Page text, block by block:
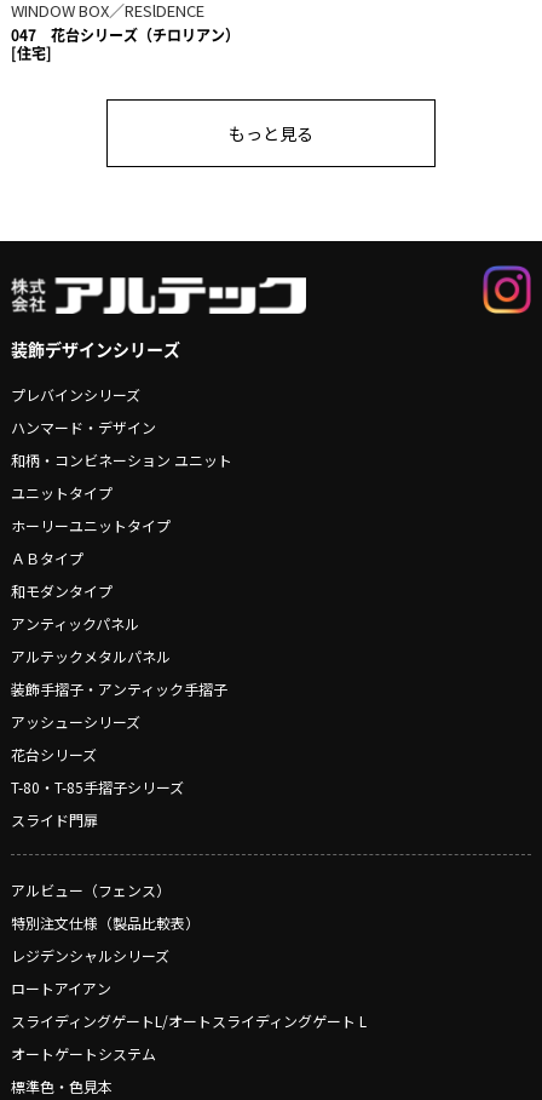
WINDOW BOX／RESlDENCE
047
花台シリーズ（チロリアン）
[住宅]
もっと見る
装飾デザインシリーズ
プレバインシリーズ
ハンマード・デザイン
和柄・コンビネーション ユニット
ユニットタイプ
ホーリーユニットタイプ
ＡＢタイプ
和モダンタイプ
アンティックパネル
アルテックメタルパネル
装飾手摺子・アンティック手摺子
アッシューシリーズ
花台シリーズ
T-80・T-85手摺子シリーズ
スライド門扉
アルビュー（フェンス）
特別注文仕様（製品比較表）
レジデンシャルシリーズ
ロートアイアン
スライディングゲートL/オートスライディングゲート L
オートゲートシステム
標準色・色見本